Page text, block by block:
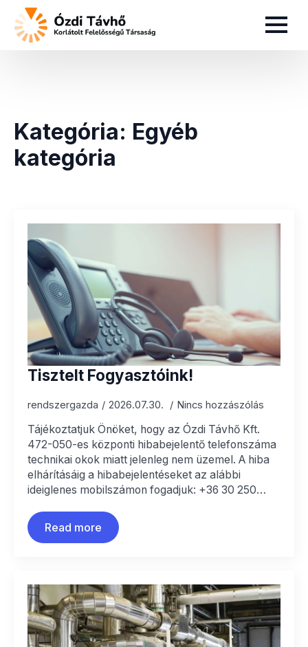
Kategória: Egyéb
kategória
Tisztelt Fogyasztóink!
rendszergazda 2026.07.30. Nincs hozzászólás
Tájékoztatjuk Önöket, hogy az Ózdi Távhő Kft.
472-050-es központi hibabejelentő telefonszáma
technikai okok miatt jelenleg nem üzemel. A hiba
elhárításáig a hibabejelentéseket az alábbi
ideiglenes mobilszámon fogadjuk: +36 30 250…
Read more